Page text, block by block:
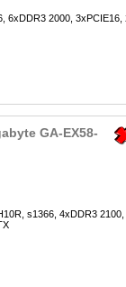
6xDDR3 2000, 3xPCIE16,
GA-EX58-
s1366, 4xDDR3 2100,